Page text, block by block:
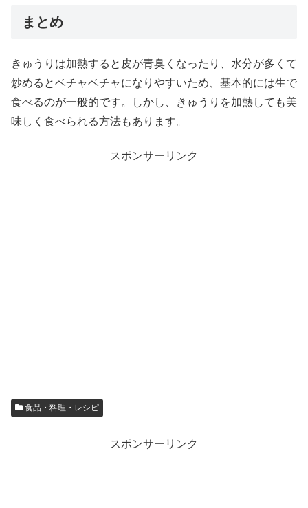
まとめ
きゅうりは加熱すると皮が青臭くなったり、水分が多くて
炒めるとベチャベチャになりやすいため、基本的には生で
食べるのが一般的です。しかし、きゅうりを加熱しても美
味しく食べられる方法もあります。
スポンサーリンク
食品・料理・レシピ
スポンサーリンク